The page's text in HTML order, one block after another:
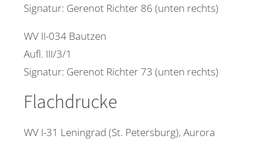
Signatur: Gerenot Richter 86 (unten rechts)
WV II-034 Bautzen
Aufl. III/3/1
Signatur: Gerenot Richter 73 (unten rechts)
Flachdrucke
WV I-31 Leningrad (St. Petersburg), Aurora